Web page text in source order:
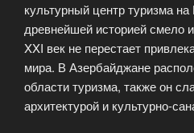
культурный центр туризма
древнейшей историей смело
XXI век не перестает
мира. В Азербайджане
области туризма, также он
архитектурой и культурно-